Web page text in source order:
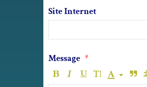
Site Internet
Message